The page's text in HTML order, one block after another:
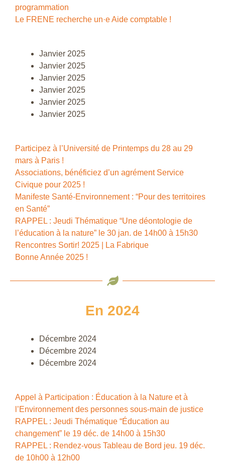
programmation
Le FRENE recherche un·e Aide comptable !
Janvier 2025
Janvier 2025
Janvier 2025
Janvier 2025
Janvier 2025
Janvier 2025
Participez à l’Université de Printemps du 28 au 29
mars à Paris !
Associations, bénéficiez d’un agrément Service
Civique pour 2025 !
Manifeste Santé-Environnement : “Pour des territoires
en Santé”
RAPPEL : Jeudi Thématique “Une déontologie de
l’éducation à la nature” le 30 jan. de 14h00 à 15h30
Rencontres Sortir! 2025 | La Fabrique
Bonne Année 2025 !
En 2024
Décembre 2024
Décembre 2024
Décembre 2024
Appel à Participation : Éducation à la Nature et à
l’Environnement des personnes sous-main de justice
RAPPEL : Jeudi Thématique “Éducation au
changement” le 19 déc. de 14h00 à 15h30
RAPPEL : Rendez-vous Tableau de Bord jeu. 19 déc.
de 10h00 à 12h00